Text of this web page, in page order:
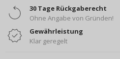
30 Tage Rückgaberecht
Ohne Angabe von Gründen!
Gewährleistung
Klar geregelt